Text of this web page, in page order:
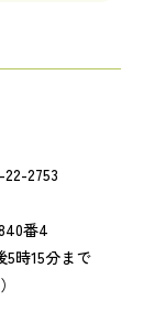
2753
番4
5時15分まで